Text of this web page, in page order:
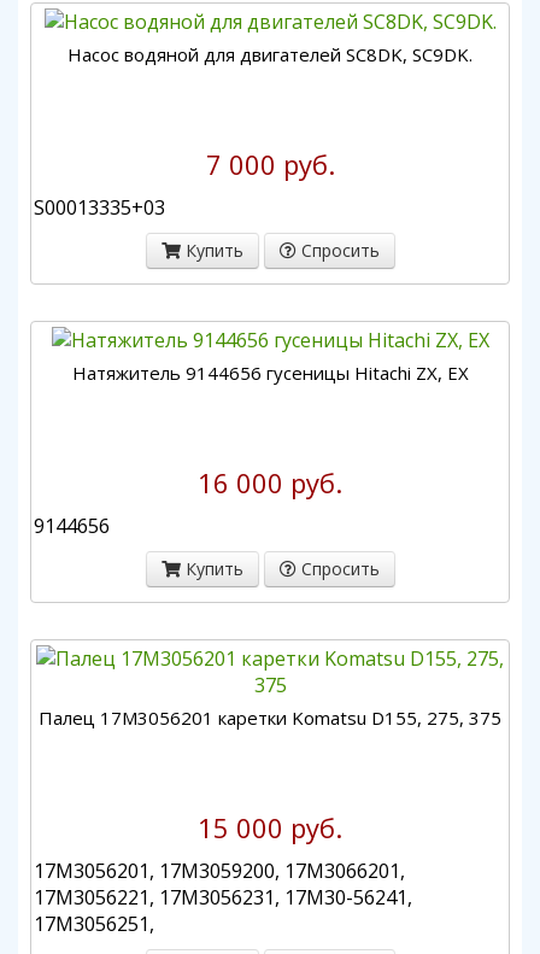
Насос водяной для двигателей SC8DK, SC9DK.
7 000 руб.
S00013335+03
Купить Спросить
Натяжитель 9144656 гусеницы Hitachi ZX, EX
16 000 руб.
9144656
Купить Спросить
Палец 17M3056201 каретки Komatsu D155, 275, 375
15 000 руб.
17M3056201, 17M3059200, 17M3066201,
17M3056221, 17M3056231, 17M30-56241,
17M3056251,